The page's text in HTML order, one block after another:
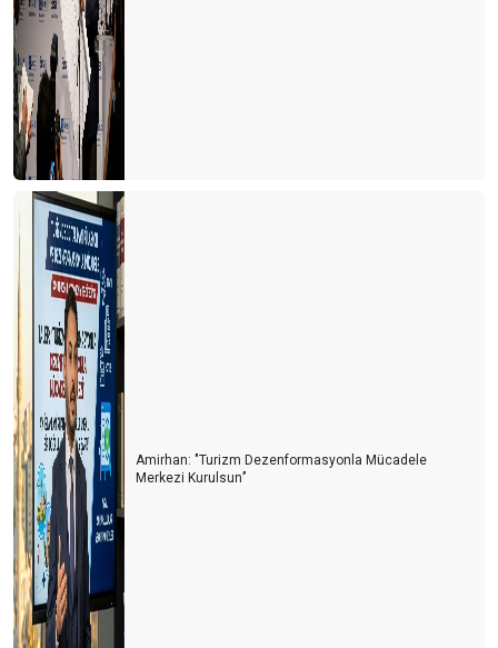
SEZON BURUK BAŞLADI
60 MİLYON ALMAN TATİL PLANI YAPIYOR
11 MİLYON TÜRK TURİST NEREYE GİDİYOR?
DÜNYA TÜRKİYE’DE NERELERİ MERAK EDİYOR?
GAZZE RİVİERASI
2025 YILINDA ANTALYA TURİZMİNİ BEKLEYEN RİSKLER
GURBETÇİ DEĞİL, ARTIK DÖRDÜNCÜ KUŞAK
Ben bu 2024'e pek ısınamadım
REHBERLER VAR OLMA MÜCAEDELESİ VERİYOR
ANTALYA TURİZMİNİN 10 YILI
BALON TURLARININ YENİ ROTASI PAMUKKALE
UNESCO BU YIL TÜRKİYE’Yİ PAS GEÇTİ
ÇOCUKLU AİLELERDE HER ÜÇ KİŞİDEN BİRİ ‘TÜRKİYE’ DEDİ
ÖRENYERİ ÜCRETLERİNDE EVDEKİ HESAP ÇARŞIYA UYMADI
2025 YILINDA ZAM YAPILMAYACAK
Amirhan: "Turizm Dezenformasyonla Mücadele
Merkezi Kurulsun’’